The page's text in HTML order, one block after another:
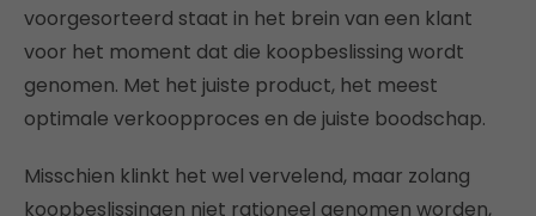
voorgesorteerd staat in het brein van een klant
voor het moment dat die koopbeslissing wordt
genomen. Met het juiste product, het meest
optimale verkoopproces en de juiste boodschap.
Misschien klinkt het wel vervelend, maar zolang
koopbeslissingen niet rationeel genomen worden,